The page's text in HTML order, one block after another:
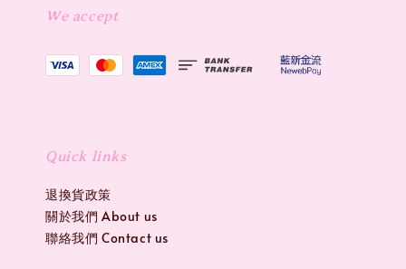
We accept
Quick links
退換貨政策
關於我們 About us
聯絡我們 Contact us